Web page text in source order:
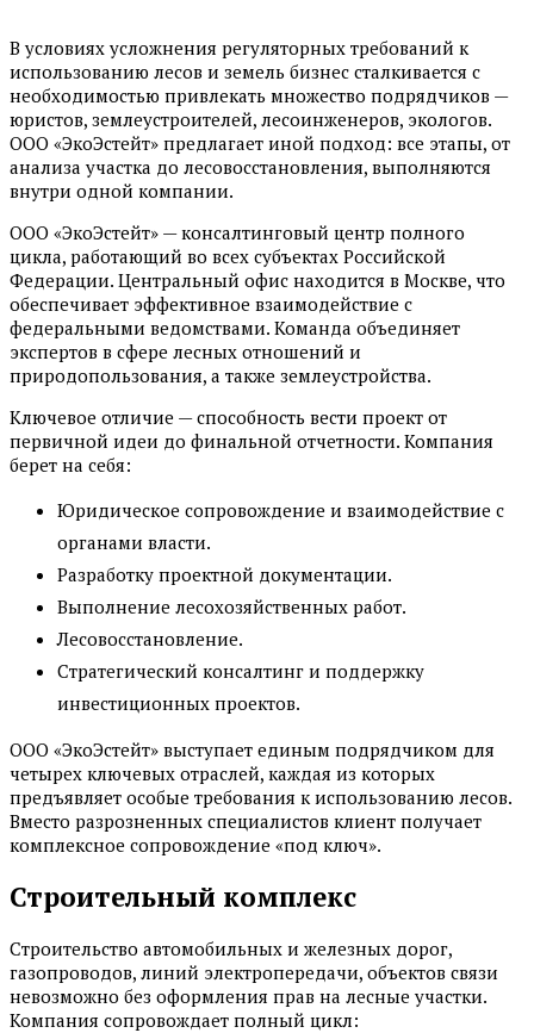
В условиях усложнения регуляторных требований к
использованию лесов и земель бизнес сталкивается с
необходимостью привлекать множество подрядчиков —
юристов, землеустроителей, лесоинженеров, экологов.
ООО «ЭкоЭстейт» предлагает иной подход: все этапы, от
анализа участка до лесовосстановления, выполняются
внутри одной компании.
ООО «ЭкоЭстейт» — консалтинговый центр полного
цикла, работающий во всех субъектах Российской
Федерации. Центральный офис находится в Москве, что
обеспечивает эффективное взаимодействие с
федеральными ведомствами. Команда объединяет
экспертов в сфере лесных отношений и
природопользования, а также землеустройства.
Ключевое отличие — способность вести проект от
первичной идеи до финальной отчетности. Компания
берет на себя:
Юридическое сопровождение и взаимодействие с
органами власти.
Разработку проектной документации.
Выполнение лесохозяйственных работ.
Лесовосстановление.
Стратегический консалтинг и поддержку
инвестиционных проектов.
ООО «ЭкоЭстейт» выступает единым подрядчиком для
четырех ключевых отраслей, каждая из которых
предъявляет особые требования к использованию лесов.
Вместо разрозненных специалистов клиент получает
комплексное сопровождение «под ключ».
Строительный комплекс
Строительство автомобильных и железных дорог,
газопроводов, линий электропередачи, объектов связи
невозможно без оформления прав на лесные участки.
Компания сопровождает полный цикл: